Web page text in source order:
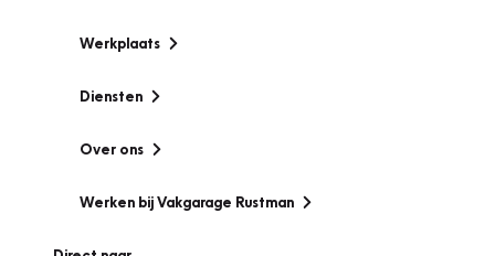
Werkplaats
Diensten
Over ons
Werken bij Vakgarage Rustman